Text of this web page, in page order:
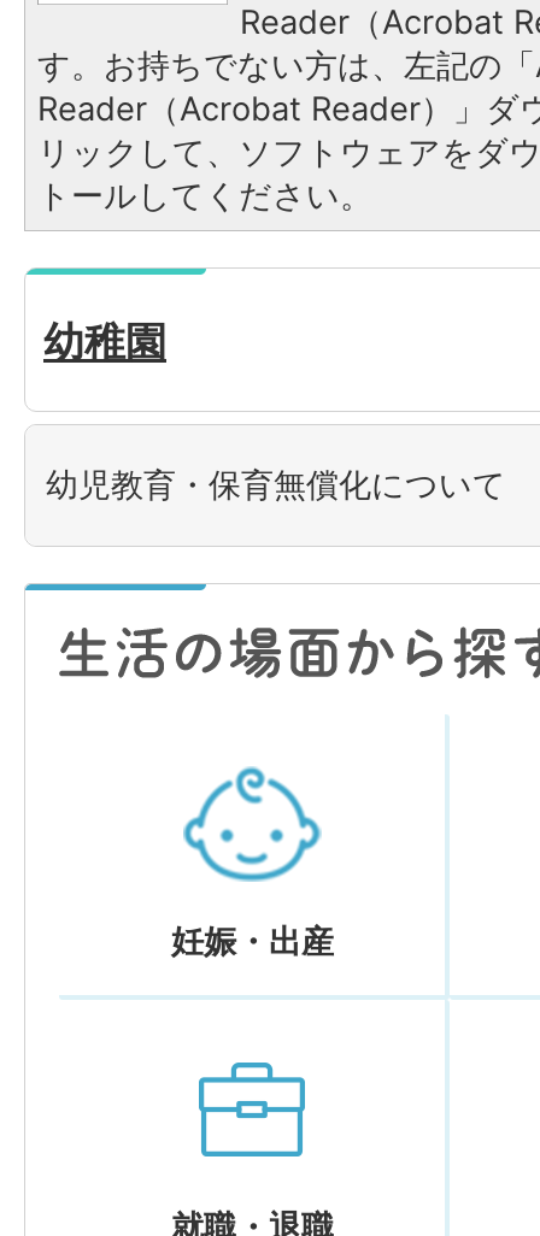
Reader（Acrobat
す。お持ちでない方は、左記の
Reader（Acrobat Reader）」ダ
リックして、ソフトウェアをダ
トールしてください。
幼稚園
幼児教育・保育無償化について
妊娠・出産
就職・退職